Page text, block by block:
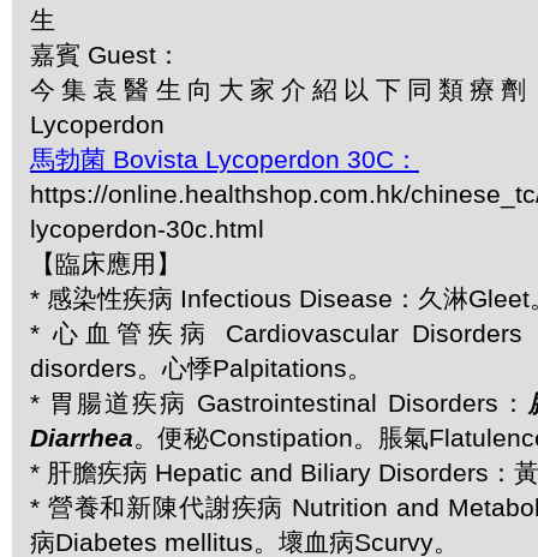
生
嘉賓 Guest：
今集袁醫生向大家介紹以下同類療劑
Lycoperdon
馬勃菌 Bovista Lycoperdon 30C：
https://online.healthshop.com.hk/
lycoperdon-30c.html
【臨床應用】
* 感染性疾病 Infectious Disease：久淋Gleet
* 心血管疾病 Cardiovascular
disorders。心悸Palpitations。
* 胃腸道疾病 Gastrointestinal Disorders：
Diarrhea。便秘Constipation。脹氣
* 肝膽疾病 Hepatic and Biliary Disorders：
* 營養和新陳代謝疾病 Nutrition and
病Diabetes mellitus。壞血病Scurvy。